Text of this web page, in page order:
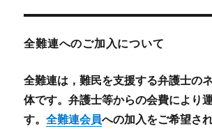
全難連へのご加入について
全難連は，難民を支援する弁護士の
体です。弁護士等からの会費により
す。全難連会員への加入をご希望さ